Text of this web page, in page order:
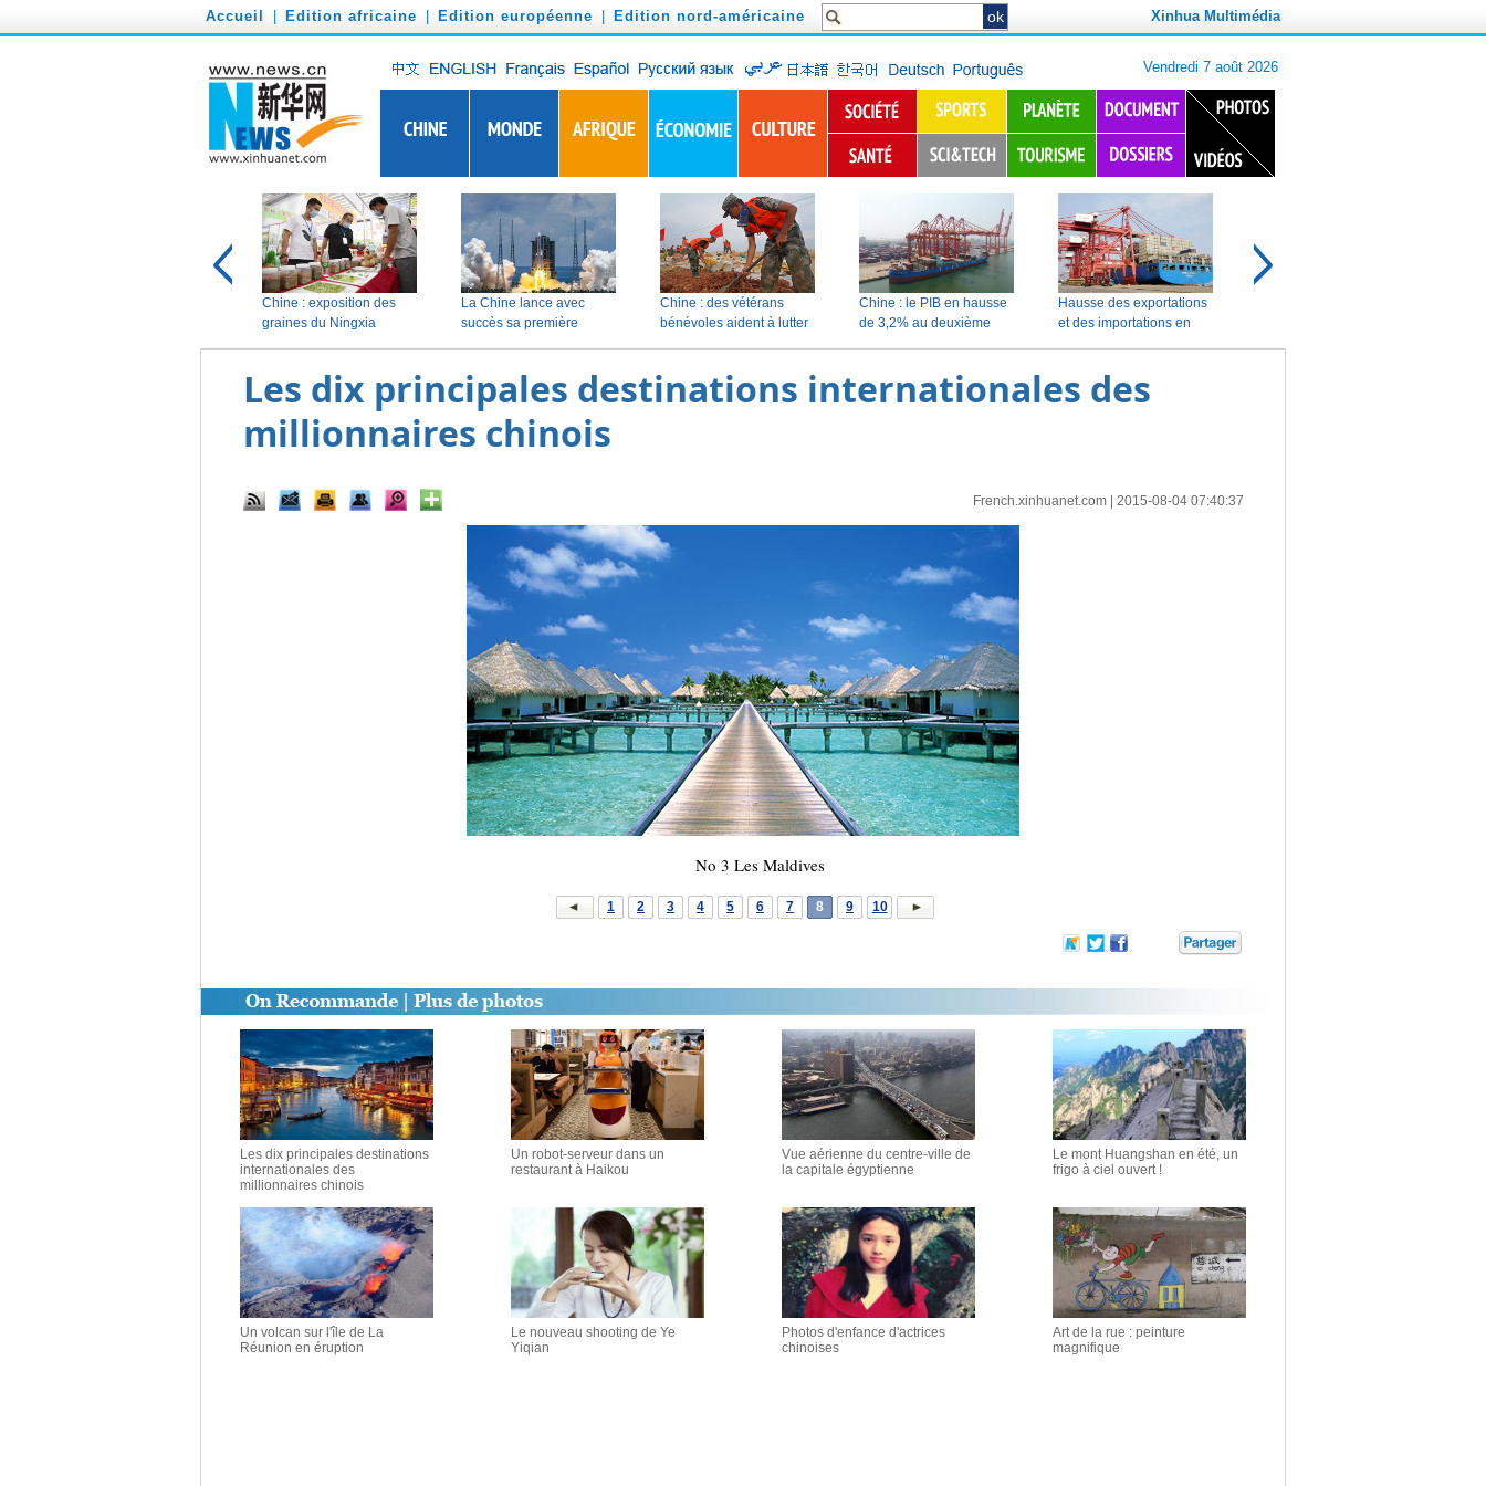
Accueil Edition africaine Edition européenne Edition nord-américaine Xinhua Multimédia
Les dix principales destinations internationales des
millionnaires chinois
French.xinhuanet.com| 2015-08-04 07:40:37
No 3 Les Maldives
1 2 3 4 5 6 7 8 9 10
Les dix principales destinations
internationales des
millionnaires chinois
Un robot-serveur dans un
restaurant à Haikou
Vue aérienne du centre-ville de
la capitale égyptienne
Le mont Huangshan en été, un
frigo à ciel ouvert !
Un volcan sur l'île de La
Réunion en éruption
Le nouveau shooting de Ye
Yiqian
Photos d'enfance d'actrices
chinoises
Art de la rue : peinture
magnifique